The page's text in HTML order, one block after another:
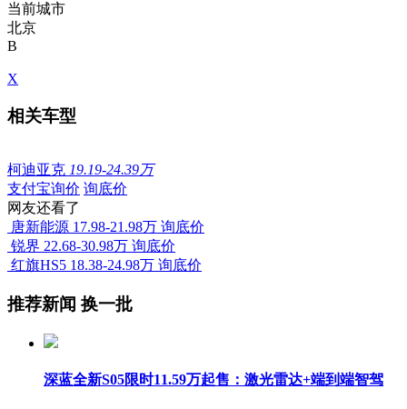
当前城市
北京
B
X
相关车型
柯迪亚克 19.19-24.39万
支付宝询价 询底价
网友还看了
唐新能源 17.98-21.98万 询底价
锐界 22.68-30.98万 询底价
红旗HS5 18.38-24.98万 询底价
推荐新闻 换一批
深蓝全新S05限时11.59万起售：激光雷达+端到端智驾